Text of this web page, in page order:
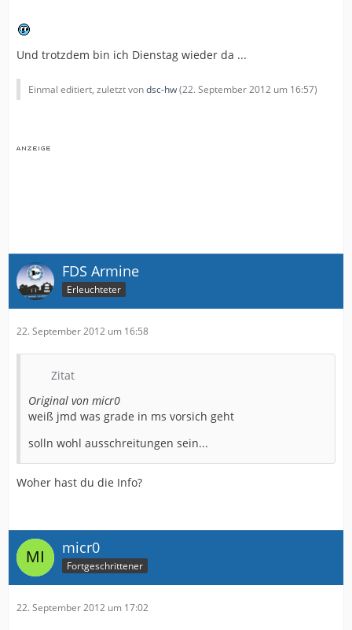
Und trotzdem bin ich Dienstag wieder da ...
Einmal editiert, zuletzt vondsc-hw(22. September 2012 um 16:57)
FDS Armine
Erleuchteter
22. September 2012 um 16:58
Zitat
Original von micr0
weiß jmd was grade in ms vorsich geht
solln wohl ausschreitungen sein...
Woher hast du die Info?
micr0
Fortgeschrittener
22. September 2012 um 17:02